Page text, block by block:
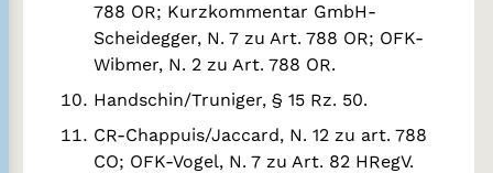
788 OR; Kurzkommentar GmbH-
Scheidegger, N. 7 zu Art. 788 OR; OFK-
Wibmer, N. 2 zu Art. 788 OR.
Handschin/Truniger, § 15 Rz. 50.
CR-Chappuis/Jaccard, N. 12 zu art. 788
CO; OFK-Vogel, N. 7 zu Art. 82 HRegV.